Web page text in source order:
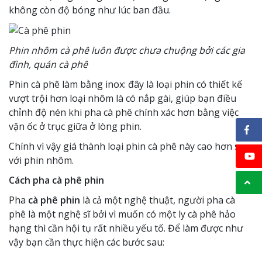
không còn độ bóng như lúc ban đầu.
Phin nhôm cà phê luôn được chưa chuộng bởi các gia
đình, quán cà phê
Phin cà phê làm bằng inox: đây là loại phin có thiết kế
vượt trội hơn loại nhôm là có nắp gài, giúp bạn điều
chỉnh độ nén khi pha cà phê chính xác hơn bằng việc
vặn ốc ở trục giữa ở lòng phin.
Chính vì vậy giá thành loại phin cà phê này cao hơn so
với phin nhôm.
Cách pha cà phê phin
Pha cà phê phin là cả một nghệ thuật, người pha cà
phê là một nghệ sĩ bởi vì muốn có một ly cà phê hảo
hạng thì cần hội tụ rất nhiều yếu tố. Để làm được như
vậy bạn cần thực hiện các bước sau: